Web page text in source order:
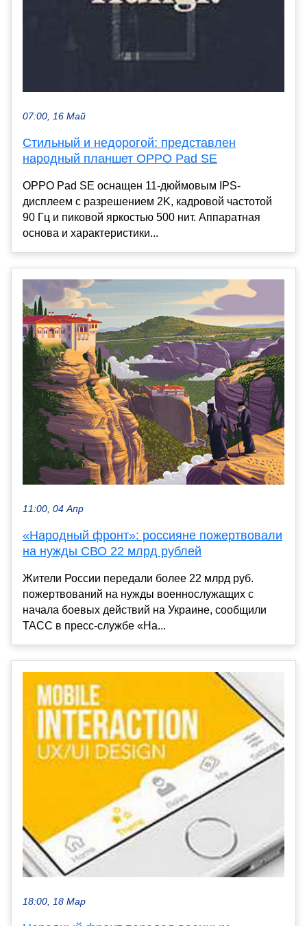
07:00, 16 Май
Стильный и недорогой: представлен
народный планшет OPPO Pad SE
OPPO Pad SE оснащен 11-дюймовым IPS-
дисплеем с разрешением 2K, кадровой частотой
90 Гц и пиковой яркостью 500 нит. Аппаратная
основа и характеристики...
11:00, 04 Апр
«Народный фронт»: россияне пожертвовали
на нужды СВО 22 млрд рублей
Жители России передали более 22 млрд руб.
пожертвований на нужды военнослужащих с
начала боевых действий на Украине, сообщили
ТАСС в пресс-службе «На...
18:00, 18 Мар